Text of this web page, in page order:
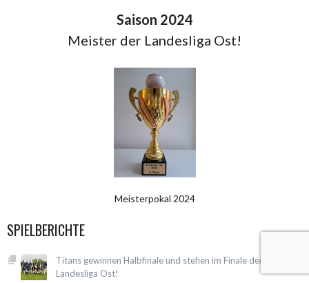
Saison 2024
Meister der Landesliga Ost!
Meisterpokal 2024
SPIELBERICHTE
Titans gewinnen Halbfinale und stehen im Finale der
Landesliga Ost!